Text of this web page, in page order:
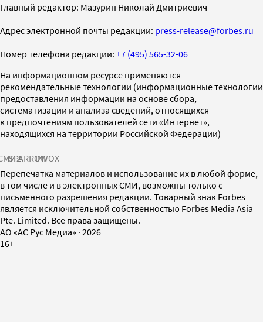
Главный редактор: Мазурин Николай Дмитриевич
Адрес электронной почты редакции: press-release@forbes.ru
Номер телефона редакции: +7 (495) 565-32-06
На информационном ресурсе применяются
рекомендательные технологии (информационные технологии
предоставления информации на основе сбора,
систематизации и анализа сведений, относящихся
к предпочтениям пользователей сети «Интернет»,
находящихся на территории Российской Федерации)
SPARROWINFOX
Перепечатка материалов и использование их в любой форме,
в том числе и в электронных СМИ, возможны только с
письменного разрешения редакции. Товарный знак Forbes
является исключительной собственностью Forbes Media Asia
Pte. Limited. Все права защищены.
AO «АС Рус Медиа» · 2026
16+